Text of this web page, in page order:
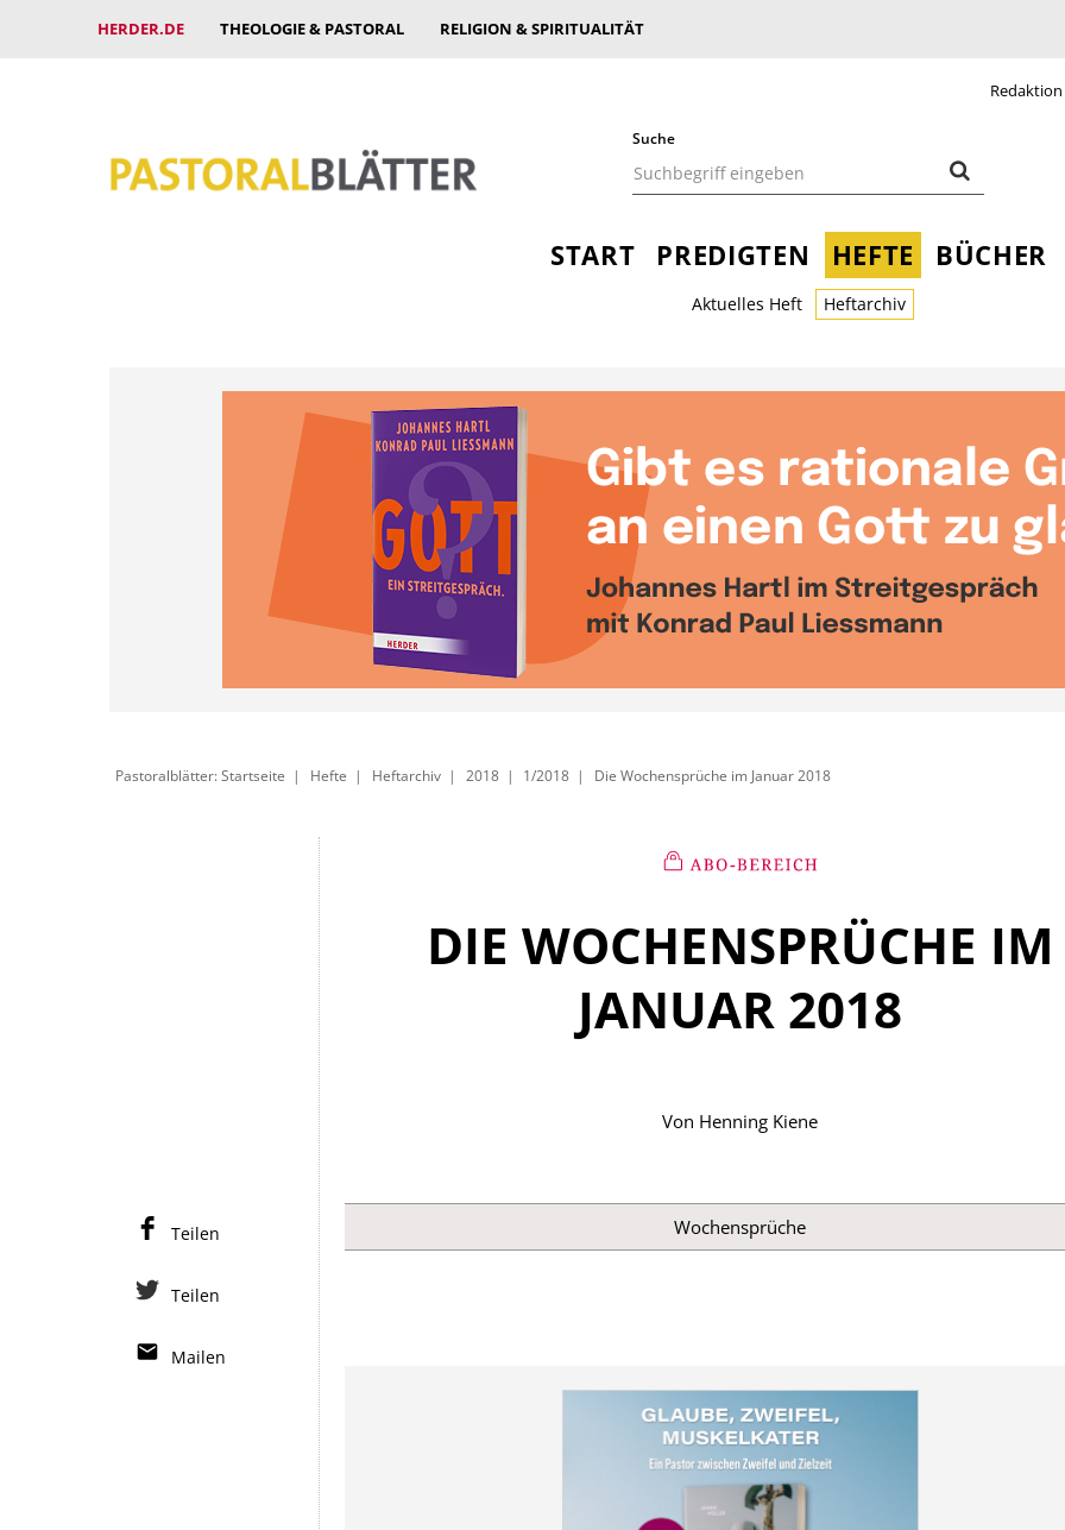
HERDER.DE THEOLOGIE & PASTORAL RELIGION & SPIRITUALITÄT
Redaktion
Suche
START PREDIGTEN HEFTE BÜCHER
Aktuelles Heft Heftarchiv
Pastoralblätter: Startseite Hefte Heftarchiv 2018 1/2018 Die Wochensprüche im Januar 2018
DIE WOCHENSPRÜCHE IM
JANUAR 2018
Von Henning Kiene
Wochensprüche
Teilen
Teilen
Mailen